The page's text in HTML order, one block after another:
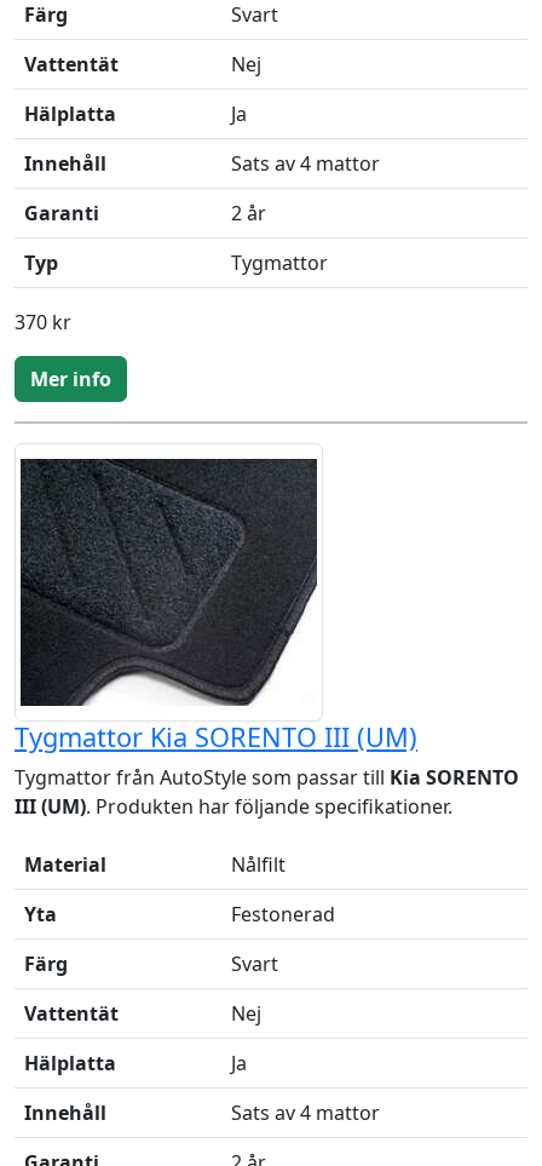
Färg
Svart
Vattentät
Nej
Hälplatta
Ja
Innehåll
Sats av 4 mattor
Garanti
2 år
Typ
Tygmattor
370 kr
Mer info
Tygmattor Kia SORENTO III (UM)
Tygmattor från AutoStyle som passar till Kia SORENTO
III (UM). Produkten har följande specifikationer.
Material
Nålfilt
Yta
Festonerad
Färg
Svart
Vattentät
Nej
Hälplatta
Ja
Innehåll
Sats av 4 mattor